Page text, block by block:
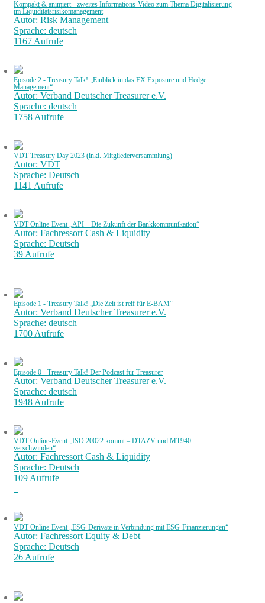
Kompakt & animiert - zweites Informations-Video zum Thema Digitalisierung
im Liquiditätsrisikomanagement
Autor: Risk Management
Sprache: deutsch
1167 Aufrufe
Episode 2 - Treasury Talk! „Einblick in das FX Exposure und Hedge
Management“
Autor: Verband Deutscher Treasurer e.V.
Sprache: deutsch
1758 Aufrufe
VDT Treasury Day 2023 (inkl. Mitgliederversammlung)
Autor: VDT
Sprache: Deutsch
1141 Aufrufe
VDT Online-Event „API – Die Zukunft der Bankkommunikation“
Autor: Fachressort Cash & Liquidity
Sprache: Deutsch
39 Aufrufe
Episode 1 - Treasury Talk! „Die Zeit ist reif für E-BAM“
Autor: Verband Deutscher Treasurer e.V.
Sprache: deutsch
1700 Aufrufe
Episode 0 - Treasury Talk! Der Podcast für Treasurer
Autor: Verband Deutscher Treasurer e.V.
Sprache: deutsch
1948 Aufrufe
VDT Online-Event „ISO 20022 kommt – DTAZV und MT940
verschwinden“
Autor: Fachressort Cash & Liquidity
Sprache: Deutsch
109 Aufrufe
VDT Online-Event „ESG-Derivate in Verbindung mit ESG-Finanzierungen“
Autor: Fachressort Equity & Debt
Sprache: Deutsch
26 Aufrufe